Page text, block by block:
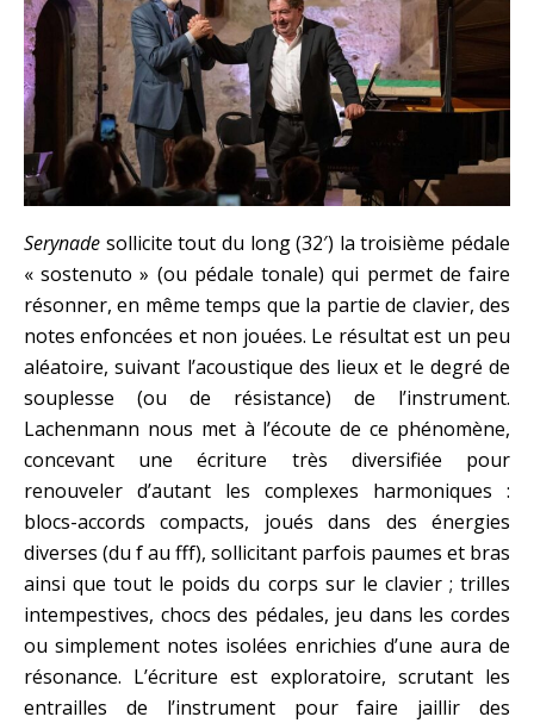
Serynade sollicite tout du long (32′) la troisième pédale
« sostenuto » (ou pédale tonale) qui permet de faire
résonner, en même temps que la partie de clavier, des
notes enfoncées et non jouées. Le résultat est un peu
aléatoire, suivant l’acoustique des lieux et le degré de
souplesse (ou de résistance) de l’instrument.
Lachenmann nous met à l’écoute de ce phénomène,
concevant une écriture très diversifiée pour
renouveler d’autant les complexes harmoniques :
blocs-accords compacts, joués dans des énergies
diverses (du f au fff), sollicitant parfois paumes et bras
ainsi que tout le poids du corps sur le clavier ; trilles
intempestives, chocs des pédales, jeu dans les cordes
ou simplement notes isolées enrichies d’une aura de
résonance. L’écriture est exploratoire, scrutant les
entrailles de l’instrument pour faire jaillir des